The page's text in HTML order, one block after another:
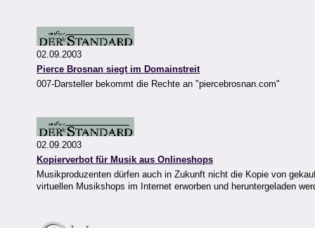
02.09.2003
Pierce Brosnan siegt im Domainstreit
007-Darsteller bekommt die Rechte an "piercebrosnan.com"
02.09.2003
Kopierverbot für Musik aus Onlineshops
Musikproduzenten dürfen auch in Zukunft nicht die Kopie von
virtuellen Musikshops im Internet erworben und heruntergeladen